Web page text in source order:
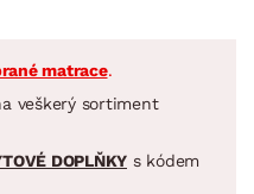
matrace.
veškerý sortiment
DOPLŇKY s kódem